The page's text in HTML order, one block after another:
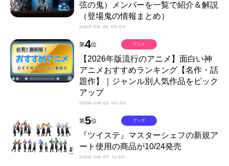
弦の鬼）メンバーを一覧で紹介＆解説
（登場鬼の情報まとめ）
2023-06-20 00:00
第4位
【2026年版流行のアニメ】面白い神
アニメおすすめランキング【名作・話
題作】｜ジャンル別人気作品をピック
アップ
2026-08-02 00:00
アニメ
第5位
『ツイステ』マスターシェフの新規ア
ート使用の商品が10/24発売
2026-08-07 12:50
グッズ